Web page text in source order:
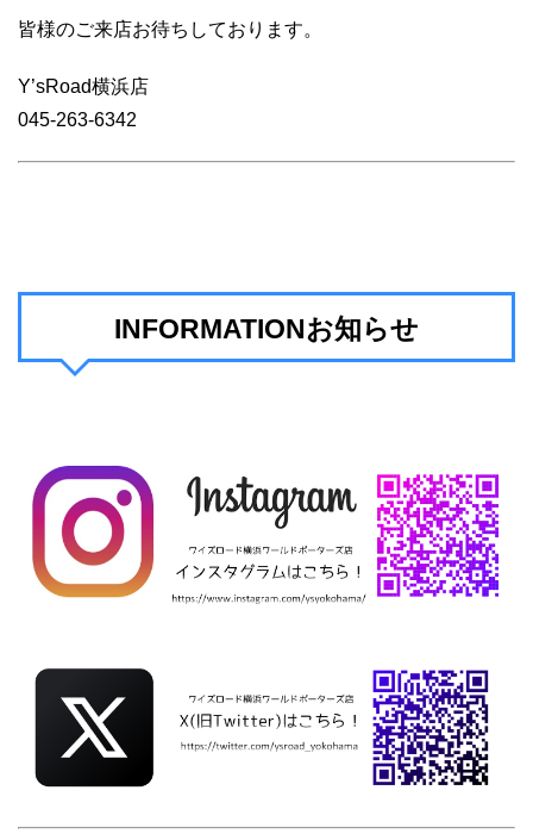
皆様のご来店お待ちしております。
Y’sRoad横浜店
045-263-6342
INFORMATIONお知らせ